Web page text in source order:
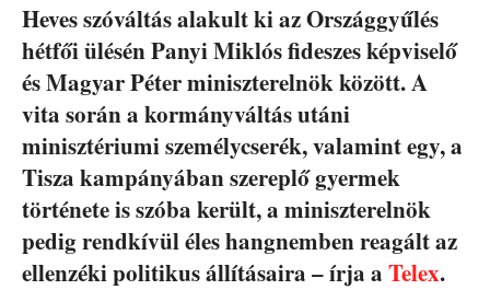
Heves szóváltás alakult ki az Országgyűlés
hétfői ülésén Panyi Miklós fideszes képviselő
és Magyar Péter miniszterelnök között. A
vita során a kormányváltás utáni
minisztériumi személycserék, valamint egy, a
Tisza kampányában szereplő gyermek
története is szóba került, a miniszterelnök
pedig rendkívül éles hangnemben reagált az
ellenzéki politikus állításaira – írja a Telex.